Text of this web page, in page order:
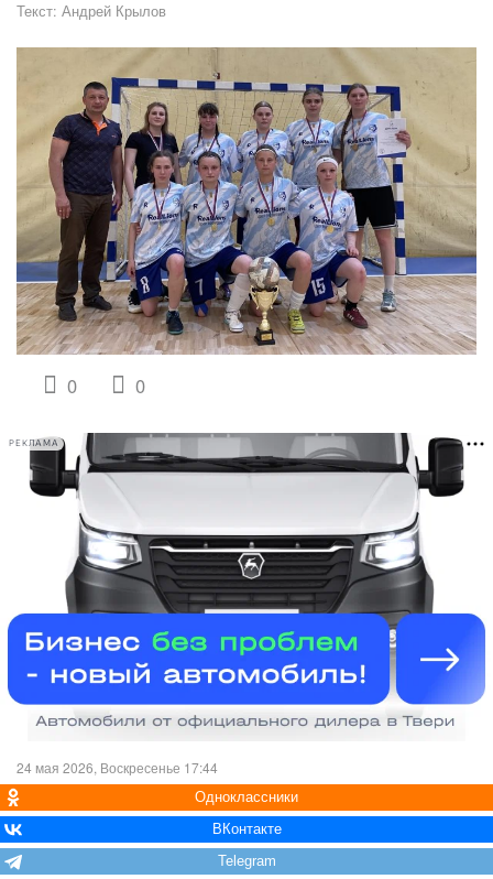
Текст: Андрей Крылов
0 0
РЕКЛАМА
24 мая 2026, Воскресенье 17:44
Одноклассники
ВКонтакте
Telegram